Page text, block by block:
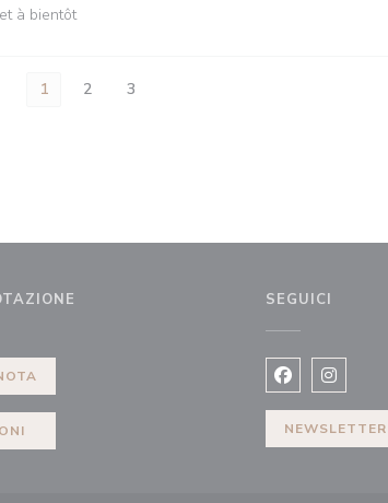
à bientôt
1 2 3
finestra))
SEGUICI
Facebook
NEWSLETTER